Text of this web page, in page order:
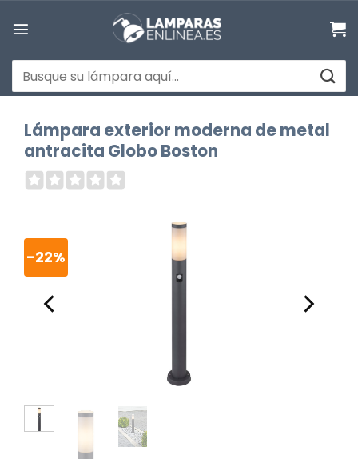
Buscar
por:
Lámpara exterior moderna de metal
antracita Globo Boston
-22%